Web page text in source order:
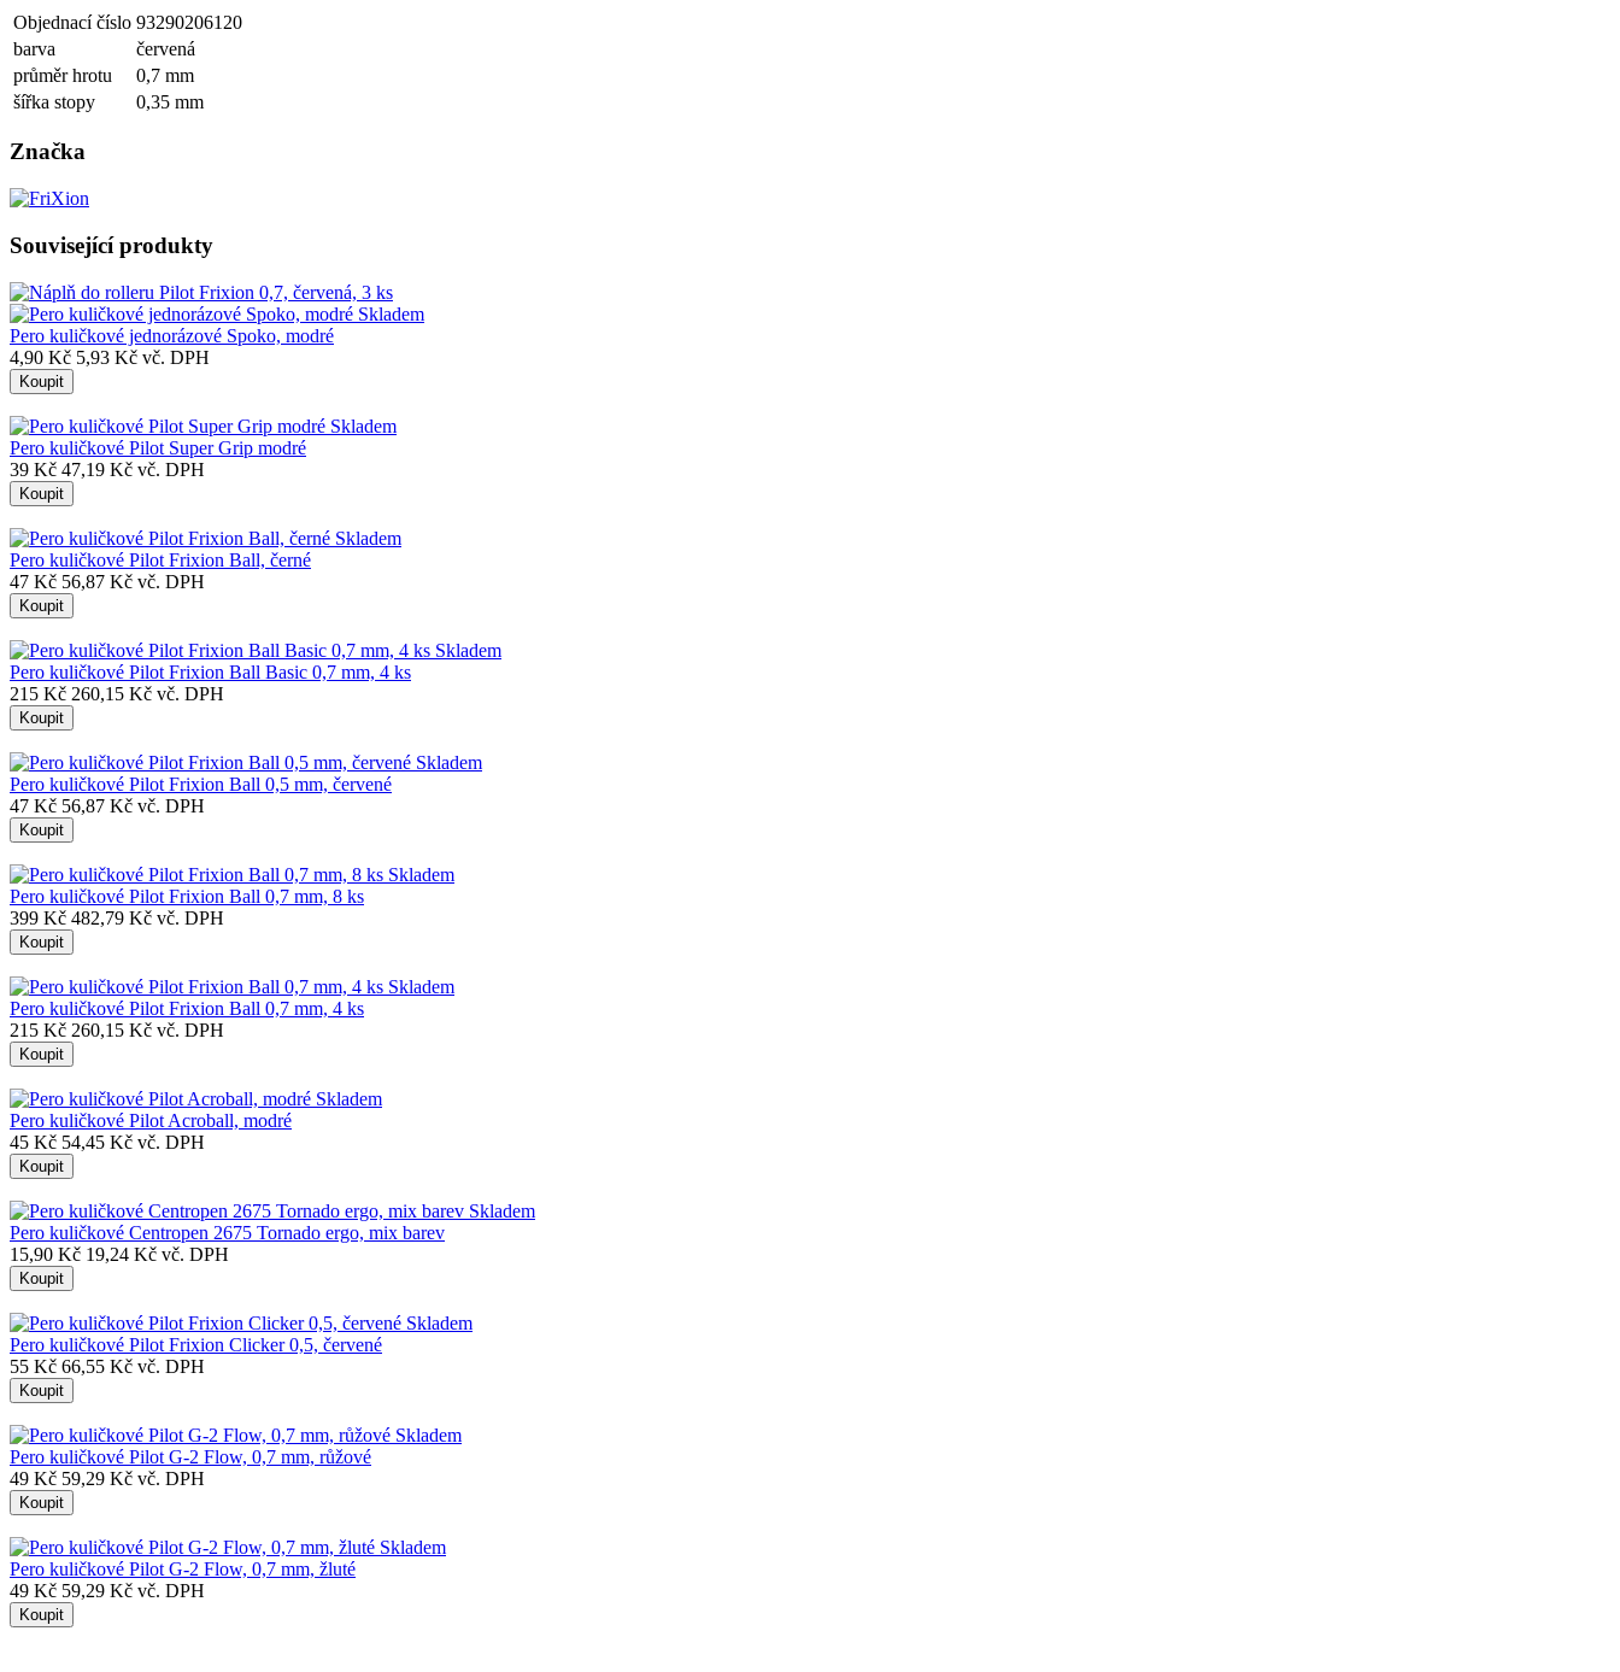
Objednací číslo 93290206120
barva
červená
průměr hrotu
0,7 mm
šířka stopy
0,35 mm
Značka
Související produkty
Skladem
Pero kuličkové jednorázové Spoko, modré
4,90 Kč 5,93 Kč vč. DPH
Koupit
Skladem
Pero kuličkové Pilot Super Grip modré
39 Kč 47,19 Kč vč. DPH
Koupit
Skladem
Pero kuličkové Pilot Frixion Ball, černé
47 Kč 56,87 Kč vč. DPH
Koupit
Skladem
Pero kuličkové Pilot Frixion Ball Basic 0,7 mm, 4 ks
215 Kč 260,15 Kč vč. DPH
Koupit
Skladem
Pero kuličkové Pilot Frixion Ball 0,5 mm, červené
47 Kč 56,87 Kč vč. DPH
Koupit
Skladem
Pero kuličkové Pilot Frixion Ball 0,7 mm, 8 ks
399 Kč 482,79 Kč vč. DPH
Koupit
Skladem
Pero kuličkové Pilot Frixion Ball 0,7 mm, 4 ks
215 Kč 260,15 Kč vč. DPH
Koupit
Skladem
Pero kuličkové Pilot Acroball, modré
45 Kč 54,45 Kč vč. DPH
Koupit
Skladem
Pero kuličkové Centropen 2675 Tornado ergo, mix barev
15,90 Kč 19,24 Kč vč. DPH
Koupit
Skladem
Pero kuličkové Pilot Frixion Clicker 0,5, červené
55 Kč 66,55 Kč vč. DPH
Koupit
Skladem
Pero kuličkové Pilot G-2 Flow, 0,7 mm, růžové
49 Kč 59,29 Kč vč. DPH
Koupit
Skladem
Pero kuličkové Pilot G-2 Flow, 0,7 mm, žluté
49 Kč 59,29 Kč vč. DPH
Koupit